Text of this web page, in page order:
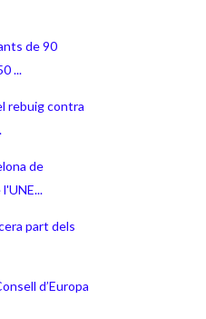
de 90
...
rebuig contra
de
part dels
d’Europa